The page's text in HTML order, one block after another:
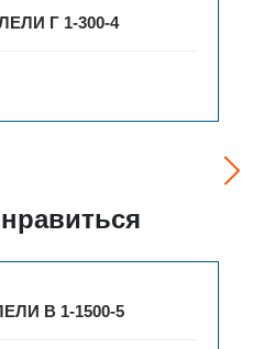
Г 1-300-4
В 1-1500-5